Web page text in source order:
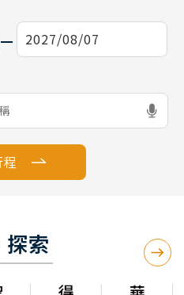
索